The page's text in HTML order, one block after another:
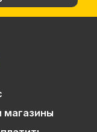
магазины